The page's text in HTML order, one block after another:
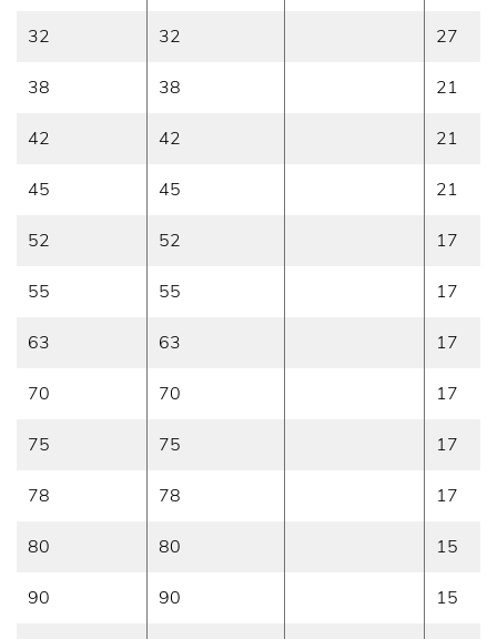
32 32 27
38 38 21
42 42 21
45 45 21
52 52 17
55 55 17
63 63 17
70 70 17
75 75 17
78 78 17
80 80 15
90 90 15